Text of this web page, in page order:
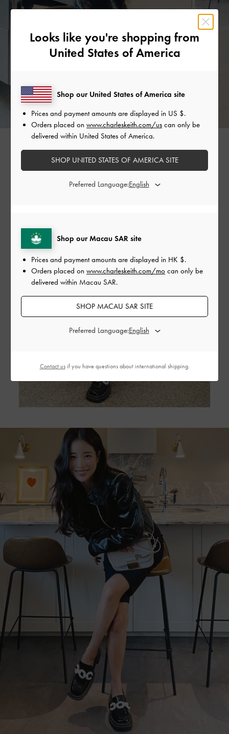
Looks like you're shopping from
United States of America
Shop our Macau SAR site
Prices and payment amounts are displayed in HK $.
Orders placed on www.charleskeith.com/mo can only be
delivered within Macau SAR.
SHOP MACAU SAR SITE
Preferred Language:
Shop our United States of America site
Prices and payment amounts are displayed in US $.
Orders placed on www.charleskeith.com/us can only be
delivered within United States of America.
SHOP UNITED STATES OF AMERICA SITE
Preferred Language:
Contact usif you have questions about international shipping.